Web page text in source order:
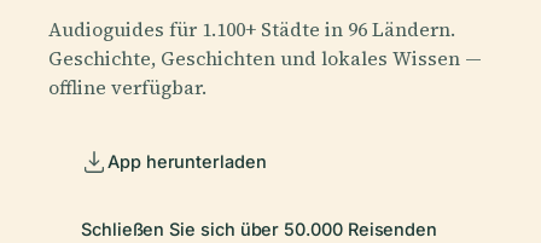
Audioguides für 1.100+ Städte in 96 Ländern.
Geschichte, Geschichten und lokales Wissen —
offline verfügbar.
App herunterladen
Schließen Sie sich über 50.000 Reisenden